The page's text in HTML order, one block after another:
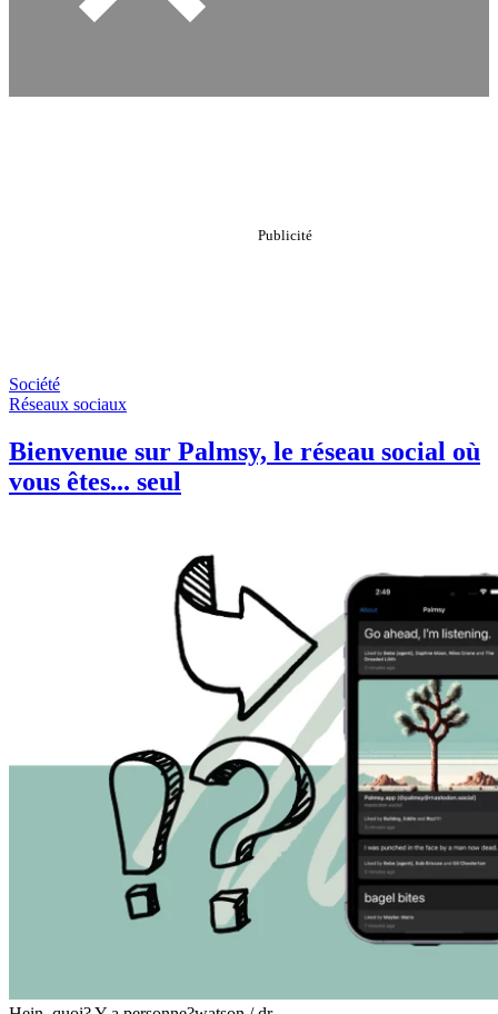
Société
Réseaux sociaux
Bienvenue sur Palmsy, le réseau social où
vous êtes... seul